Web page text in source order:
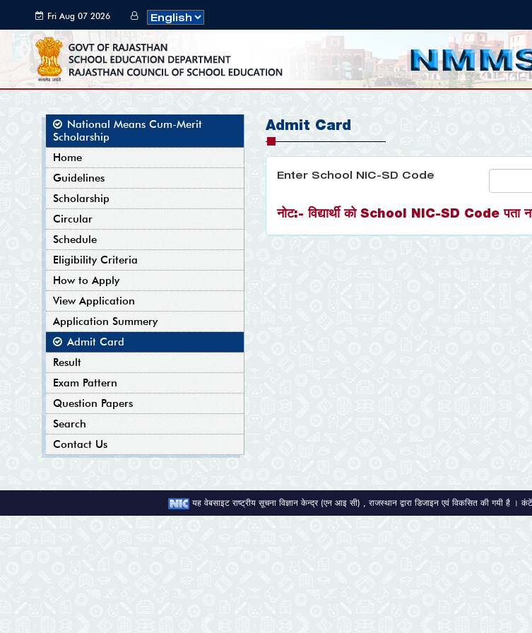
Fri Aug 07 2026
(Coordinated
Universal Time)
National Means Cum-Merit
Scholarship
Home
Guidelines
Scholarship
Circular
Schedule
Eligibility Criteria
How to Apply
View Application
Application Summery
Admit Card
Result
Exam Pattern
Question Papers
Search
Contact Us
Admit Card
Enter School NIC-SD Code
नोट:- विद्यार्थी को School NIC-SD Code पता
यह वेबसाइट राष्ट्रीय सूचना विज्ञान केन्द्र (एन आइ सी) , राजस्थान द्वारा डिजाइन एवं विकसित की गयी है